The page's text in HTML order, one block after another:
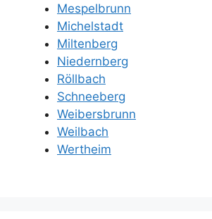
Mespelbrunn
Michelstadt
Miltenberg
Niedernberg
Röllbach
Schneeberg
Weibersbrunn
Weilbach
Wertheim